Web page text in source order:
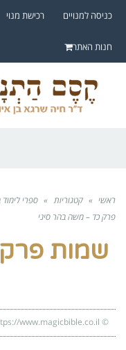
כניסה למנויים רכישת מנוי
חנות האתר
ראשי » קטגוריות » ספרי
פרק כד – משה בהר סיני
שמות
©
www.magicbible.co.il